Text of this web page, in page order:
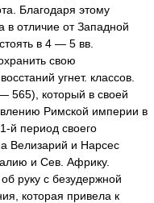
Благодаря этому
в отличие от Западной
в 4 — 5 вв.
свою
угнет. классов.
565), который в своей
Римской империи в
й период своего
Велизарий и Нарсес
и Сев. Африку.
руку с безудержной
которая привела к